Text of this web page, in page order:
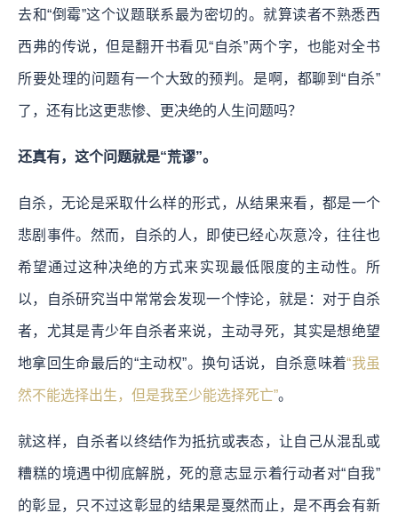
去和“倒霉”这个议题联系最为密切的。就算读者不熟悉西
西弗的传说，但是翻开书看见“自杀”两个字，也能对全书
所要处理的问题有一个大致的预判。是啊，都聊到“自杀”
了，还有比这更悲惨、更决绝的人生问题吗？
还真有，这个问题就是“荒谬”。
自杀，无论是采取什么样的形式，从结果来看，都是一个
悲剧事件。然而，自杀的人，即使已经心灰意冷，往往也
希望通过这种决绝的方式来实现最低限度的主动性。所
以，自杀研究当中常常会发现一个悖论，就是：对于自杀
者，尤其是青少年自杀者来说，主动寻死，其实是想绝望
地拿回生命最后的“主动权”。换句话说，自杀意味着“我虽
然不能选择出生，但是我至少能选择死亡”。
就这样，自杀者以终结作为抵抗或表态，让自己从混乱或
糟糕的境遇中彻底解脱，死的意志显示着行动者对“自我”
的彰显，只不过这彰显的结果是戛然而止，是不再会有新